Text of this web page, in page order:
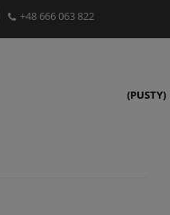
+48 666 063 822
(PUSTY)